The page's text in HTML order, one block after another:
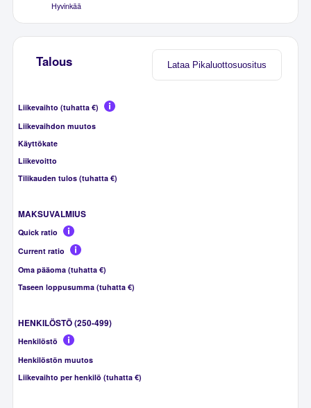
Hyvinkää
Lataa Pikaluottosuositus
Talous
Liikevaihto (tuhatta €)
Liikevaihdon muutos
Käyttökate
Liikevoitto
Tilikauden tulos (tuhatta €)
MAKSUVALMIUS
Quick ratio
Current ratio
Oma pääoma (tuhatta €)
Taseen loppusumma (tuhatta €)
HENKILÖSTÖ (250-499)
Henkilöstö
Henkilöstön muutos
Liikevaihto per henkilö (tuhatta €)